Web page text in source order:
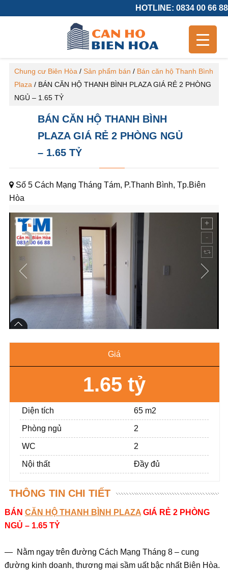
HOTLINE: 0834 00 66 88
Chung cư Biên Hòa / Sản phẩm bán / Bán căn hộ Thanh Bình
Plaza / BÁN CĂN HỘ THANH BÌNH PLAZA GIÁ RẺ 2 PHÒNG
NGỦ – 1.65 TỶ
BÁN CĂN HỘ THANH BÌNH
PLAZA GIÁ RẺ 2 PHÒNG NGỦ
– 1.65 TỶ
Số 5 Cách Mạng Tháng Tám, P.Thanh Bình, Tp.Biên
Hòa
Giá
1.65 tỷ
Diện tích 65 m2
Phòng ngủ 2
WC 2
Nội thất Đầy đủ
THÔNG TIN CHI TIẾT
BÁN CĂN HỘ THANH BÌNH PLAZAGIÁ RẺ 2 PHÒNG
NGỦ – 1.65 TỶ
— Nằm ngay trên đường Cách Mạng Tháng 8 – cung
đường kinh doanh, thương mại sầm uất bậc nhất Biên Hòa.